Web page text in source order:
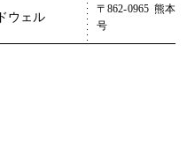
ウェル
〒862-0965 熊本県
号